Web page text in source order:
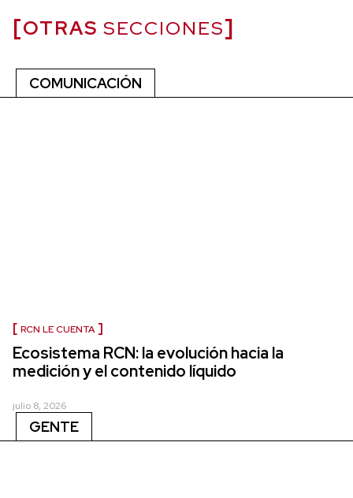
OTRAS SECCIONES
COMUNICACIÓN
RCN LE CUENTA
Ecosistema RCN: la evolución hacia la
medición y el contenido líquido
julio 8, 2026
GENTE